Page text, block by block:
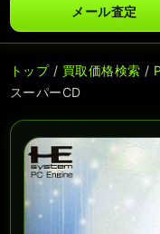
メール査定
トップ/ 買取価格検索 /
スーパーCD